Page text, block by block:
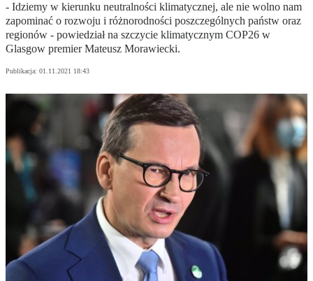
- Idziemy w kierunku neutralności klimatycznej, ale nie wolno nam
zapominać o rozwoju i różnorodności poszczególnych państw oraz
regionów - powiedział na szczycie klimatycznym COP26 w
Glasgow premier Mateusz Morawiecki.
Publikacja: 01.11.2021 18:43